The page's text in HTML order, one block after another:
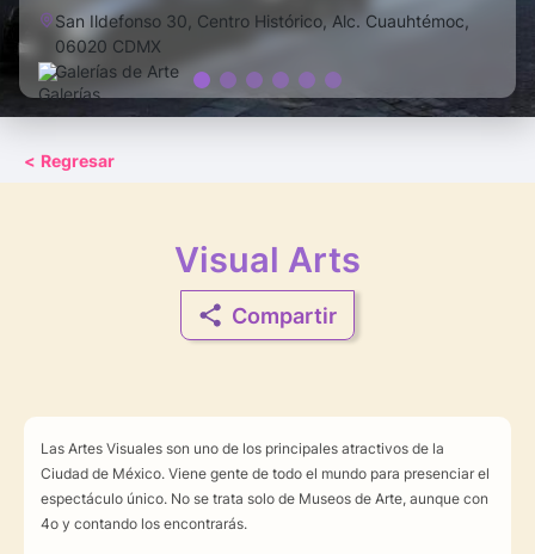
San Ildefonso 30, Centro Histórico, Alc. Cuauhtémoc,
06020 CDMX
Galerías de Arte
< Regresar
Visual Arts
Compartir
Las Artes Visuales son uno de los principales atractivos de la
Ciudad de México. Viene gente de todo el mundo para presenciar el
espectáculo único. No se trata solo de Museos de Arte, aunque con
4o y contando los encontrarás.